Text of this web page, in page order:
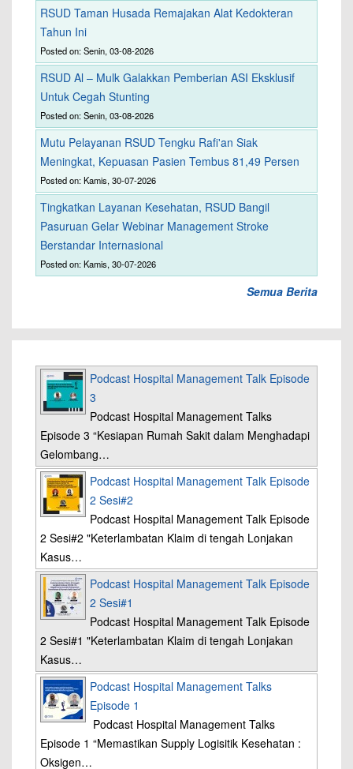
RSUD Taman Husada Remajakan Alat Kedokteran
Tahun Ini
Posted on: Senin, 03-08-2026
RSUD Al – Mulk Galakkan Pemberian ASI Eksklusif
Untuk Cegah Stunting
Posted on: Senin, 03-08-2026
Mutu Pelayanan RSUD Tengku Rafi'an Siak
Meningkat, Kepuasan Pasien Tembus 81,49 Persen
Posted on: Kamis, 30-07-2026
Tingkatkan Layanan Kesehatan, RSUD Bangil
Pasuruan Gelar Webinar Management Stroke
Berstandar Internasional
Posted on: Kamis, 30-07-2026
Semua Berita
Podcast Hospital Management Talk Episode
3
Podcast Hospital Management Talks
Episode 3 “Kesiapan Rumah Sakit dalam Menghadapi
Gelombang…
Podcast Hospital Management Talk Episode
2 Sesi#2
Podcast Hospital Management Talk Episode
2 Sesi#2 "Keterlambatan Klaim di tengah Lonjakan
Kasus…
Podcast Hospital Management Talk Episode
2 Sesi#1
Podcast Hospital Management Talk Episode
2 Sesi#1 "Keterlambatan Klaim di tengah Lonjakan
Kasus…
Podcast Hospital Management Talks
Episode 1
Podcast Hospital Management Talks
Episode 1 “Memastikan Supply Logisitik Kesehatan :
Oksigen…